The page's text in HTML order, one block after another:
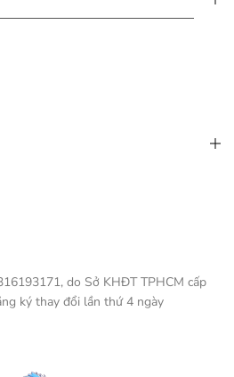
do Sở KHĐT TPHCM cấp
ký thay đổi lần thứ 4 ngày